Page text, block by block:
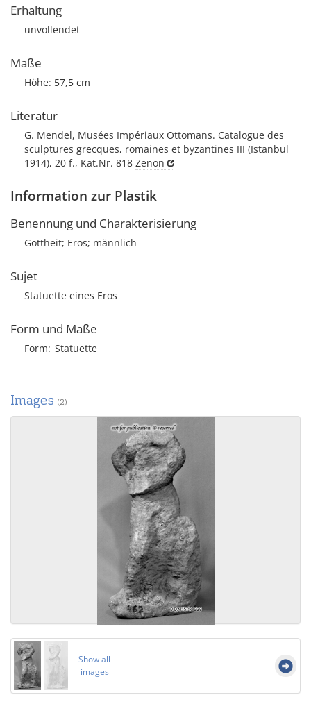
Erhaltung
unvollendet
Maße
Höhe: 57,5 cm
Literatur
G. Mendel, Musées Impériaux Ottomans. Catalogue des
sculptures grecques, romaines et byzantines III (Istanbul
1914), 20 f., Kat.Nr. 818 Zenon
Information zur Plastik
Benennung und Charakterisierung
Gottheit; Eros; männlich
Sujet
Statuette eines Eros
Form und Maße
Form Statuette
Images (2)
Show all
images